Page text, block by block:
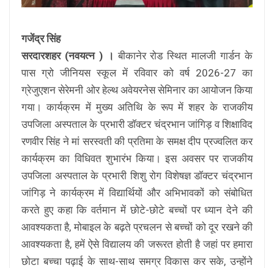
गजेंद्र सिंह
सरदारशहर (नवयत्न ) । बीकानेर रोड स्थित मालजी गार्डन के
पास ग्रो जीनियस स्कूल में रविवार को वर्ष 2026-27 का
ग्रेजुएशन सेरेमनी ओर हेल्थ अवेयरनेस सेमिनार का आयोजन किया
गया। कार्यक्रम में मुख्य अतिथि के रूप में शहर के राजकीय
उपजिला अस्पताल के प्रभारी डॉक्टर चंद्रभान जांगिड़ व शिक्षाविद
रणवीर सिंह ने मां सरस्वती की प्रतिमा के समक्ष दीप प्रज्वलित कर
कार्यक्रम का विधिवत शुभारंभ किया। इस अवसर पर राजकीय
उपजिला अस्पताल के प्रभारी शिशु रोग विशेषज्ञ डॉक्टर चंद्रभान
जांगिड़ ने कार्यक्रम में विद्यार्थियों और अभिभावकों को संबोधित
करते हुए कहा कि वर्तमान में छोटे-छोटे बच्चों पर ध्यान देने की
आवश्यकता है, मोबाइल के बढ़ते प्रचलन से बच्चों को दूर रखने की
आवश्यकता है, हमें ऐसे विद्यालय की जरूरत होती है जहां पर हमारा
छोटा बच्चा पढ़ाई के साथ-साथ समग्र विकास कर सके, उन्होंने